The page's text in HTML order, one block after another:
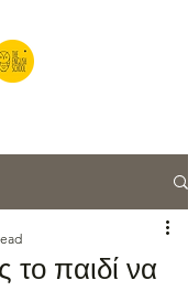
το παιδί να